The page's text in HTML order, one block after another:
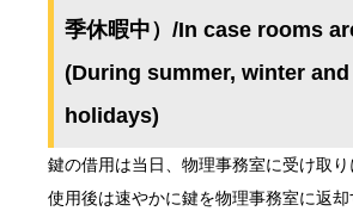
季休暇中）/In case rooms
(During summer, winter
holidays)
鍵の借用は当日、物理事務室に受け取り
使用後は速やかに鍵を物理事務室に返却